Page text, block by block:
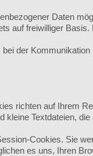
Daten
auf freiwilliger
der
richten auf Ihrem
Textdateien,
Cookies. Sie
es uns, Ihren